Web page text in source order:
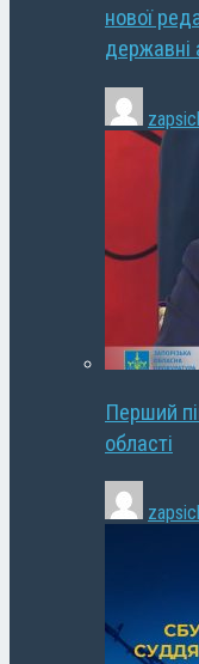
нової
державні
Перший
області